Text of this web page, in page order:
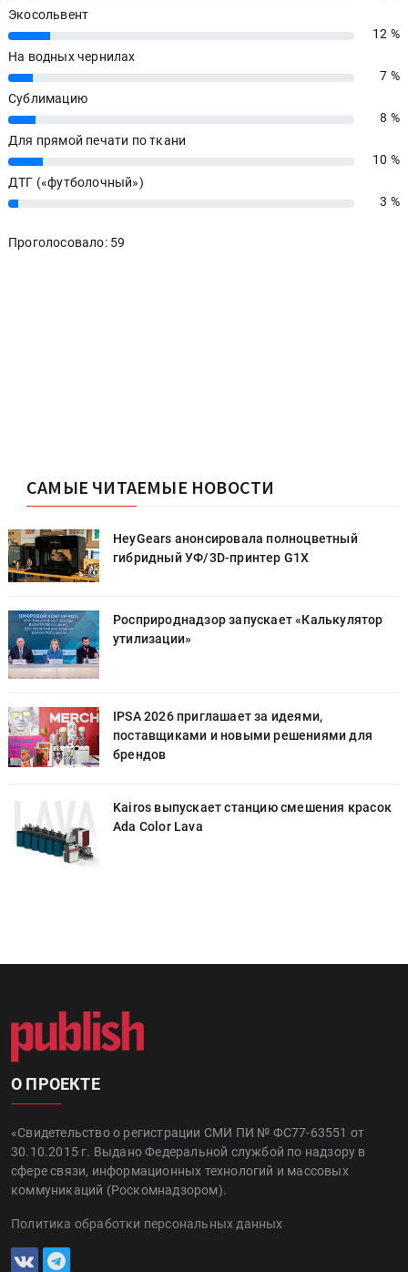
Экосольвент
12%
12 %
На водных чернилах
7%
7 %
Сублимацию
8%
8 %
Для прямой печати по ткани
10%
10 %
ДТГ («футболочный»)
3% 3 %
Проголосовало: 59
САМЫЕ ЧИТАЕМЫЕ НОВОСТИ
HeyGears анонсировала полноцветный
гибридный УФ/3D-принтер G1X
Росприроднадзор запускает «Калькулятор
утилизации»
IPSA 2026 приглашает за идеями,
поставщиками и новыми решениями для
брендов
Kairos выпускает станцию смешения красок
Ada Color Lava
О ПРОЕКТЕ
«Свидетельство о регистрации СМИ ПИ № ФС77-63551 от
30.10.2015 г. Выдано Федеральной службой по надзору в
сфере связи, информационных технологий и массовых
коммуникаций (Роскомнадзором).
Политика обработки персональных данных